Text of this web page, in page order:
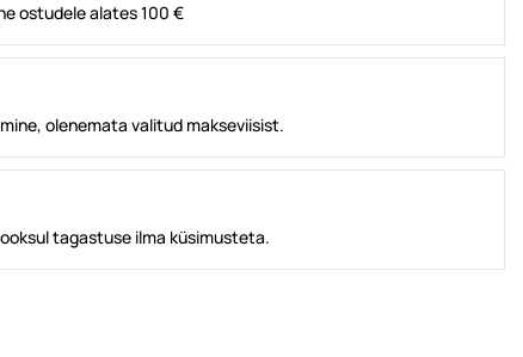
ostudele alates 100 €
olenemata valitud makseviisist.
tagastuse ilma küsimusteta.